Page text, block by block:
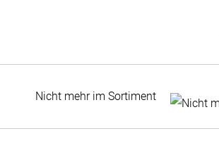
Nicht mehr im Sortiment